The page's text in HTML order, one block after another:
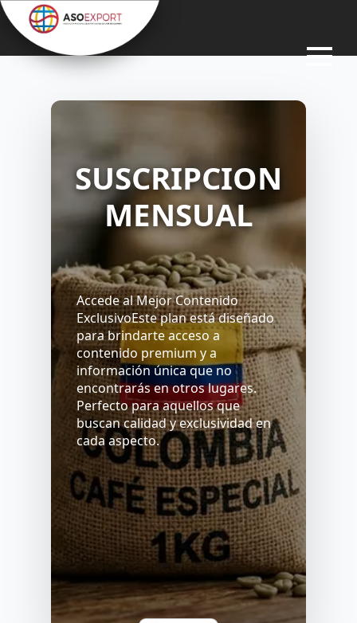
SUSCRIPCION
MENSUAL
Accede al Mejor Contenido
ExclusivoEste plan está diseñado
para brindarte acceso a
contenido premium y a
información única que no
encontrarás en otros lugares.
Perfecto para aquellos que
buscan calidad y exclusividad en
cada aspecto.
SUSCRIPCIÓN
$
10,000.00
SELECCIONAR